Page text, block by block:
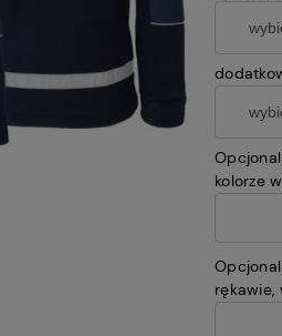
kolorze
rękawie,